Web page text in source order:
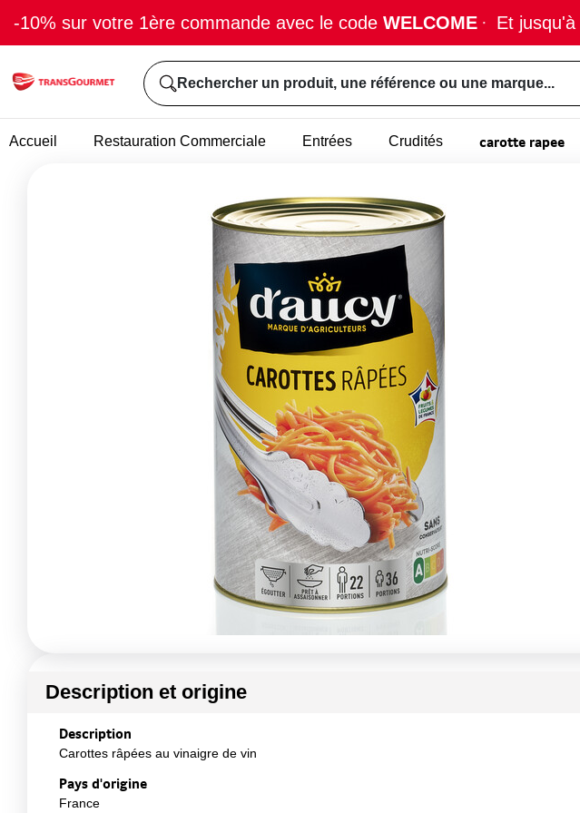
-10% sur votre 1ère commande avec le code WELCOME · Et jusqu'à
Rechercher un produit, une référence ou une marque...
Accueil Restauration Commerciale Entrées Crudités carotte rapee
Description et origine
Description
Carottes râpées au vinaigre de vin
Pays d'origine
France